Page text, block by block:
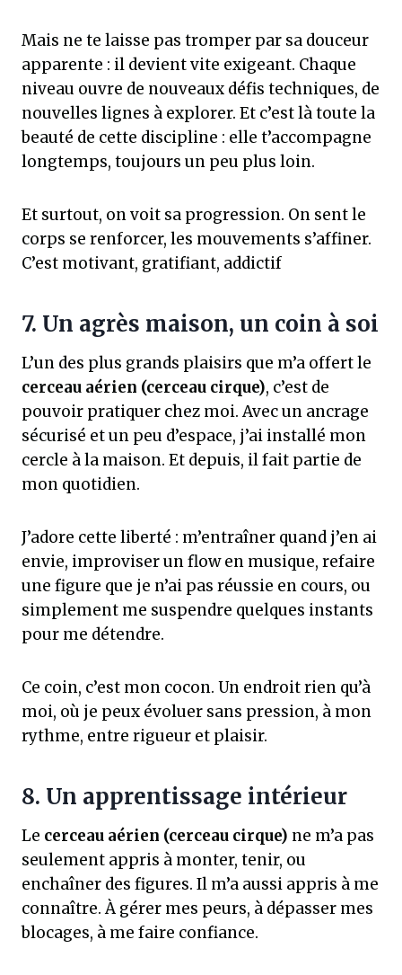
Mais ne te laisse pas tromper par sa douceur
apparente : il devient vite exigeant. Chaque
niveau ouvre de nouveaux défis techniques, de
nouvelles lignes à explorer. Et c’est là toute la
beauté de cette discipline : elle t’accompagne
longtemps, toujours un peu plus loin.
Et surtout, on voit sa progression. On sent le
corps se renforcer, les mouvements s’affiner.
C’est motivant, gratifiant, addictif
7. Un agrès maison, un coin à soi
L’un des plus grands plaisirs que m’a offert le
cerceau aérien (cerceau cirque), c’est de
pouvoir pratiquer chez moi. Avec un ancrage
sécurisé et un peu d’espace, j’ai installé mon
cercle à la maison. Et depuis, il fait partie de
mon quotidien.
J’adore cette liberté : m’entraîner quand j’en ai
envie, improviser un flow en musique, refaire
une figure que je n’ai pas réussie en cours, ou
simplement me suspendre quelques instants
pour me détendre.
Ce coin, c’est mon cocon. Un endroit rien qu’à
moi, où je peux évoluer sans pression, à mon
rythme, entre rigueur et plaisir.
8. Un apprentissage intérieur
Le cerceau aérien (cerceau cirque) ne m’a pas
seulement appris à monter, tenir, ou
enchaîner des figures. Il m’a aussi appris à me
connaître. À gérer mes peurs, à dépasser mes
blocages, à me faire confiance.